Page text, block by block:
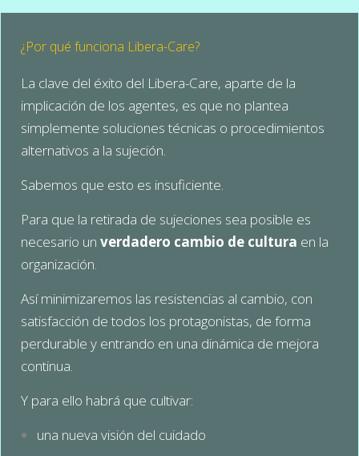
¿Por qué funciona Libera-Care?
La clave del éxito del Libera-Care, aparte de la
implicación de los agentes, es que no plantea
simplemente soluciones técnicas o procedimientos
alternativos a la sujeción.
Sabemos que esto es insuficiente.
Para que la retirada de sujeciones sea posible es
necesario un verdadero cambio de cultura en la
organización.
Así minimizaremos las resistencias al cambio, con
satisfacción de todos los protagonistas, de forma
perdurable y entrando en una dinámica de mejora
continua.
Y para ello habrá que cultivar:
una nueva visión del cuidado